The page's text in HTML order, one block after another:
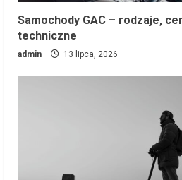
Samochody GAC – rodzaje,
techniczne
admin 13 lipca, 2026